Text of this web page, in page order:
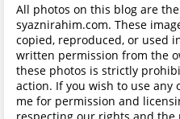
All photos on this blog are
syaznirahim.com. These
copied, reproduced, or used
written permission from the
these photos is strictly
action. If you wish to use any
me for permission and